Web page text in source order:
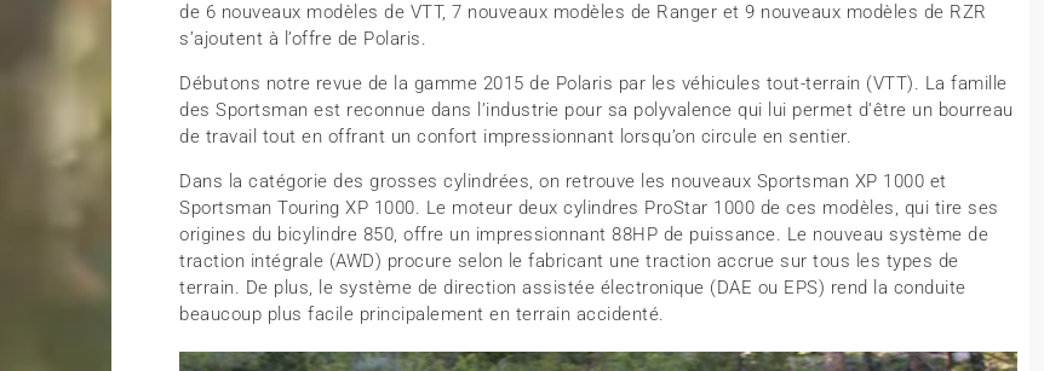
de 6 nouveaux modèles de VTT, 7 nouveaux modèles de Ranger et 9 nouveaux modèles de RZR
s’ajoutent à l’offre de Polaris.
Débutons notre revue de la gamme 2015 de Polaris par les véhicules tout-terrain (VTT). La famille
des Sportsman est reconnue dans l’industrie pour sa polyvalence qui lui permet d’être un bourreau
de travail tout en offrant un confort impressionnant lorsqu’on circule en sentier.
Dans la catégorie des grosses cylindrées, on retrouve les nouveaux Sportsman XP 1000 et
Sportsman Touring XP 1000. Le moteur deux cylindres ProStar 1000 de ces modèles, qui tire ses
origines du bicylindre 850, offre un impressionnant 88HP de puissance. Le nouveau système de
traction intégrale (AWD) procure selon le fabricant une traction accrue sur tous les types de
terrain. De plus, le système de direction assistée électronique (DAE ou EPS) rend la conduite
beaucoup plus facile principalement en terrain accidenté.